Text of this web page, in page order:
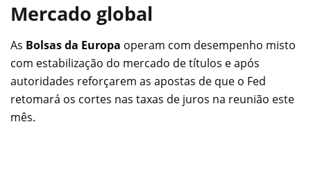
Mercado global
As Bolsas da Europa operam com desempenho misto
com estabilização do mercado de títulos e após
autoridades reforçarem as apostas de que o Fed
retomará os cortes nas taxas de juros na reunião este
mês.